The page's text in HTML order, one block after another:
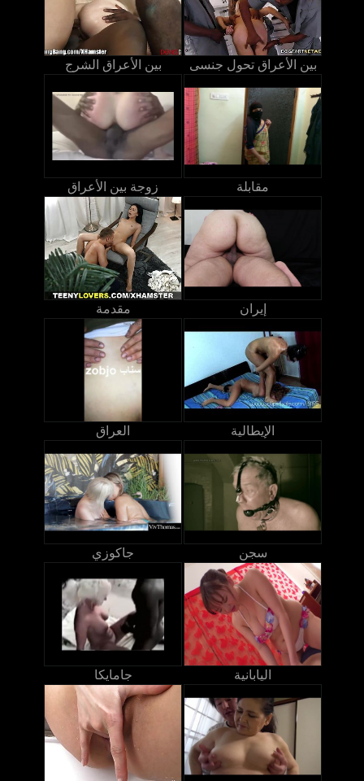
بين الأعراق الشرج بين الأعراق تحول جنسى
زوجة بين الأعراق مقابلة
مقدمة إيران
العراق الإيطالية
جاكوزي سجن
جامايكا اليابانية